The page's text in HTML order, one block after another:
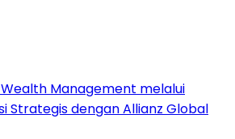
Wealth Management melalui
Strategis dengan Allianz Global